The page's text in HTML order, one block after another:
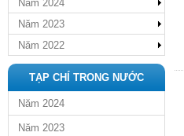
Năm 2024
Năm 2023
Năm 2022
TẠP CHÍ TRONG NƯỚC
Năm 2024
Năm 2023